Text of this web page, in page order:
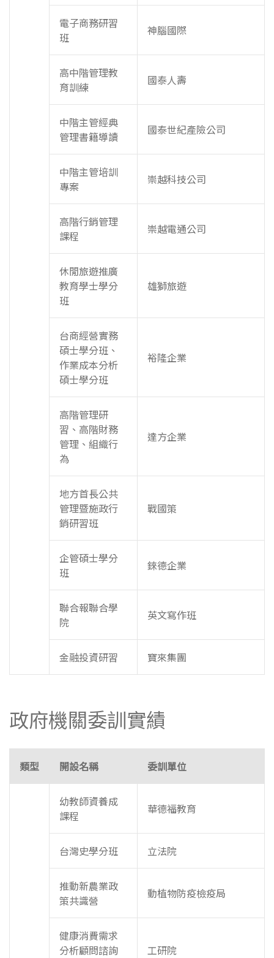
電子商務研習
班
神腦國際
高中階管理教
育訓練
國泰人壽
中階主管經典
管理書籍導讀
國泰世紀產險公司
中階主管培訓
專案
崇越科技公司
高階行銷管理
課程
崇越電通公司
休閒旅遊推廣
教育學士學分
班
雄獅旅遊
台商經營實務
碩士學分班、
作業成本分析
碩士學分班
裕隆企業
高階管理研
習、高階財務
管理、組織行
為
達方企業
地方首長公共
管理暨施政行
銷研習班
戰國策
企管碩士學分
班
錸德企業
聯合報聯合學
院
英文寫作班
金融投資研習 寶來集團
政府機關委訓實績
類型 開設名稱 委訓單位
幼教師資養成
課程
華德福教育
台灣史學分班 立法院
推動新農業政
策共識營
動植物防疫檢疫局
健康消費需求
分析顧問諮詢
工研院